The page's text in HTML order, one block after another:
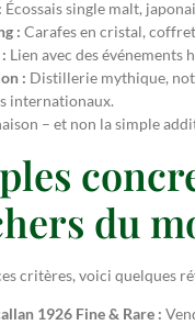
Écossais single malt,
: Carafes en cristal,
Lien avec des
: Distillerie mythique,
internationaux.
– et non la simple
du
critères, voici quelques
1926 Fine & Rare :